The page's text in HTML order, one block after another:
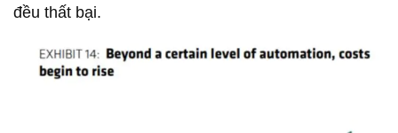
đều thất bại.